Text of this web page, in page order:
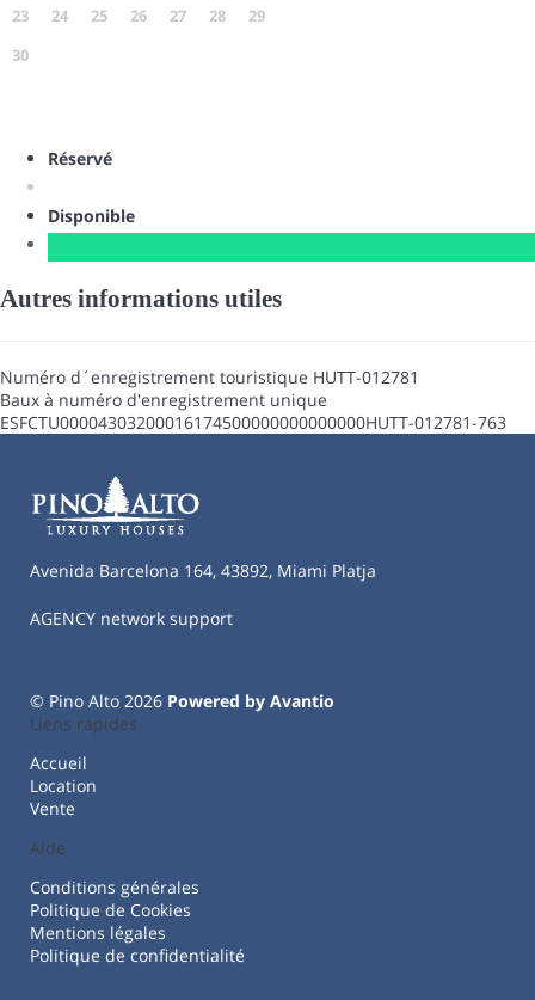
23
24 25 26 27 28
29
30
Réservé
Disponible
Autres informations utiles
Numéro d´enregistrement touristique HUTT-012781
Baux à numéro d'enregistrement unique
ESFCTU00004303200016174500000000000000HUTT-012781-763
Avenida Barcelona 164, 43892, Miami Platja
AGENCY network support
© Pino Alto 2026 Powered by Avantio
Liens rapides
Accueil
Location
Vente
Aide
Conditions générales
Politique de Cookies
Mentions légales
Politique de confidentialité